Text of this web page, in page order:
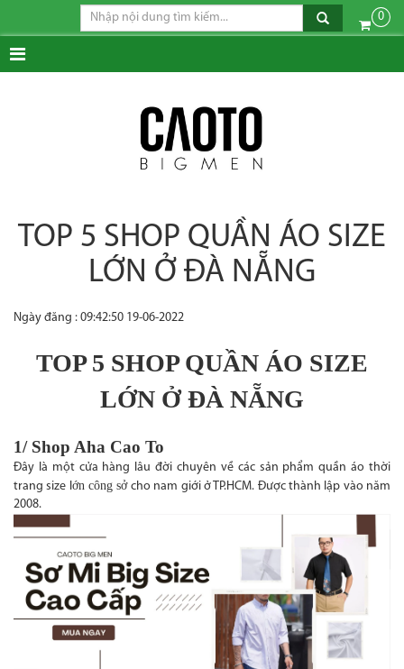
0
TOP 5 SHOP QUẦN ÁO SIZE
LỚN Ở ĐÀ NẴNG
Ngày đăng : 09:42:50 19-06-2022
TOP 5 SHOP QUẦN ÁO SIZE
LỚN Ở ĐÀ NẴNG
1/ Shop Aha Cao To
Đây là một cửa hàng lâu đời chuyên về các sản phẩm quần áo thời
trang size lớn công sởcho nam giới ở TP.HCM. Được thành lập vào năm
2008.